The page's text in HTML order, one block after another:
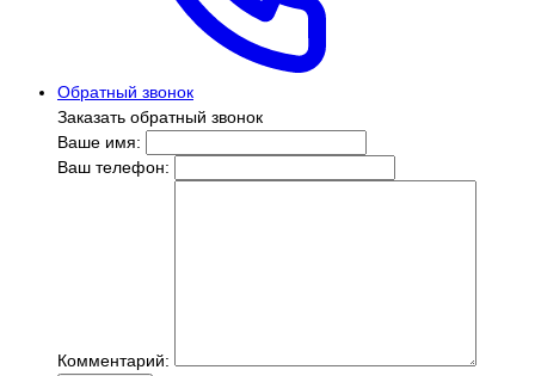
Обратный звонок
Заказать обратный звонок
Ваше имя:
Ваш телефон:
Комментарий: